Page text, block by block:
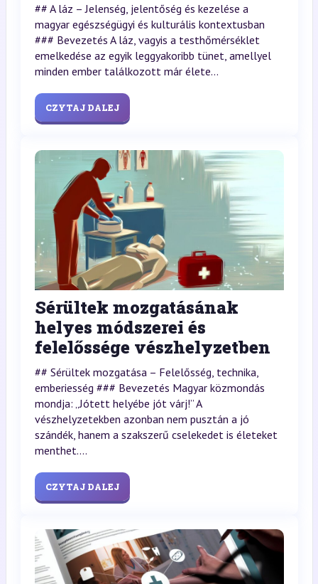
## A láz – Jelenség, jelentőség és kezelése a
magyar egészségügyi és kulturális kontextusban
### Bevezetés A láz, vagyis a testhőmérséklet
emelkedése az egyik leggyakoribb tünet, amellyel
minden ember találkozott már élete...
CZYTAJ DALEJ
Sérültek mozgatásának
helyes módszerei és
felelőssége vészhelyzetben
## Sérültek mozgatása – Felelősség, technika,
emberiesség ### Bevezetés Magyar közmondás
mondja: „Jótett helyébe jót várj!” A
vészhelyzetekben azonban nem pusztán a jó
szándék, hanem a szakszerű cselekedet is életeket
menthet....
CZYTAJ DALEJ